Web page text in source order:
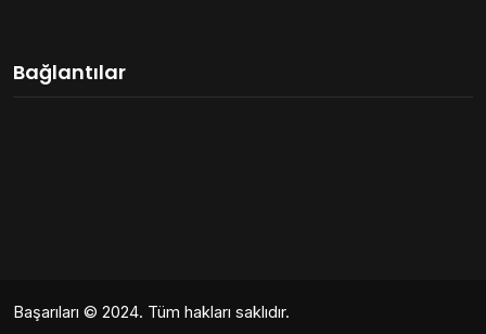
Bağlantılar
Başarıları © 2024. Tüm hakları saklıdır.